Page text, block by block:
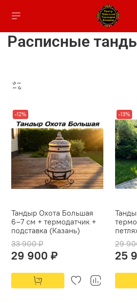
Расписные
-12%
Тандыр Охота Большая
6–7 см + термодатчик +
подставка (Казань)
33 900 ₽
29 900 ₽
-13%
29
25